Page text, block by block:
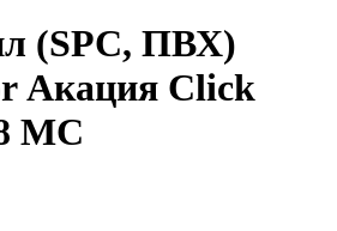
(SPC, ПВХ)
Акация Click
MC